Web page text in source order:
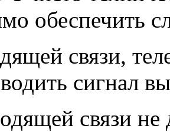
обеспечить
связи,
сигнал
связи